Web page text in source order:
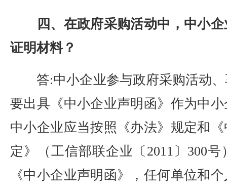
四、在政府采购活动中，中小
证明材料？
答:中小企业参与政府采购活动、
要出具《中小企业声明函》作为中
中小企业应当按照《办法》规定和
定》（工信部联企业〔2011〕300
《中小企业声明函》，任何单位和